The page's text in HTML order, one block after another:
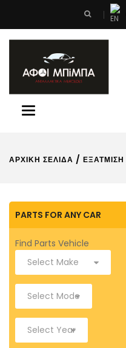
Toggle
ΑΡΧΙΚΉ ΣΕΛΊΔΑ / ΕΞΆΤΜΙΣΗ
PARTS FOR ANY CAR
Find Parts Vehicle